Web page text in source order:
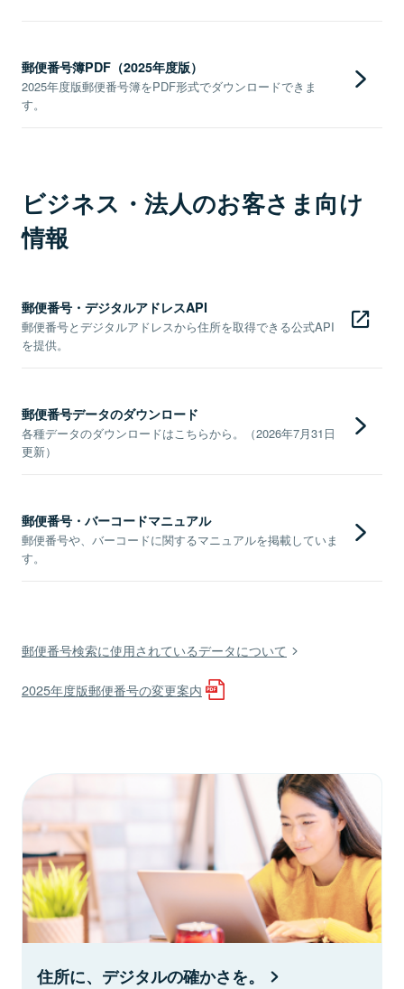
郵便番号簿PDF（2025年度版）
2025年度版郵便番号簿をPDF形式でダウンロードできま
す。
ビジネス・法人のお客さま向け
情報
郵便番号・デジタルアドレスAPI
郵便番号とデジタルアドレスから住所を取得できる公式API
を提供。
郵便番号データのダウンロード
各種データのダウンロードはこちらから。（2026年7月31日
更新）
郵便番号・バーコードマニュアル
郵便番号や、バーコードに関するマニュアルを掲載していま
す。
郵便番号検索に使用されているデータについて
2025年度版郵便番号の変更案内
住所に、デジタルの確かさを。